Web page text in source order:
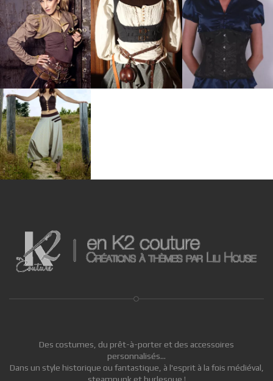
Des costumes, du prêt-à-porter et des accessoires
personnalisés...
Dans un style historique ou fantastique, à l'esprit à la fois médiéval,